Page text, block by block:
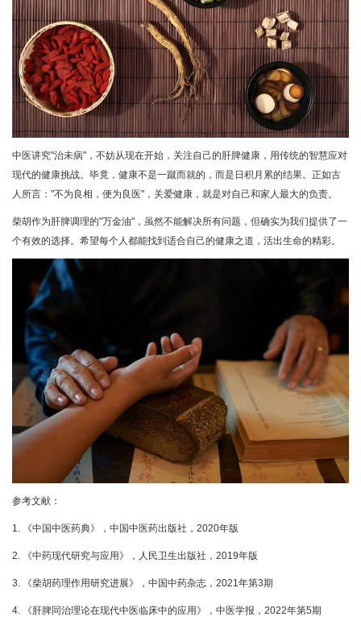
中医讲究"治未病"，不妨从现在开始，关注自己的肝脾健康，用传统的智慧应对
现代的健康挑战。毕竟，健康不是一蹴而就的，而是日积月累的结果。正如古
人所言："不为良相，便为良医"，关爱健康，就是对自己和家人最大的负责。
柴胡作为肝脾调理的"万金油"，虽然不能解决所有问题，但确实为我们提供了一
个有效的选择。希望每个人都能找到适合自己的健康之道，活出生命的精彩。
参考文献：
1. 《中国中医药典》，中国中医药出版社，2020年版
2. 《中药现代研究与应用》，人民卫生出版社，2019年版
3. 《柴胡药理作用研究进展》，中国中药杂志，2021年第3期
4. 《肝脾同治理论在现代中医临床中的应用》，中医学报，2022年第5期